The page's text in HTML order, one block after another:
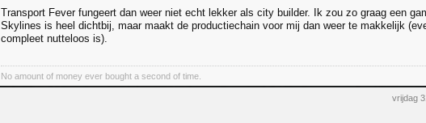
Transport Fever fungeert dan weer niet echt lekker als city builder. Ik zou zo graag een
Skylines is heel dichtbij, maar maakt de productiechain voor mij dan weer te makkelijk
compleet nutteloos is).
No amount of money ever bought a second of time.
vrijdag